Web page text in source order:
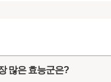
많은 효능군은?